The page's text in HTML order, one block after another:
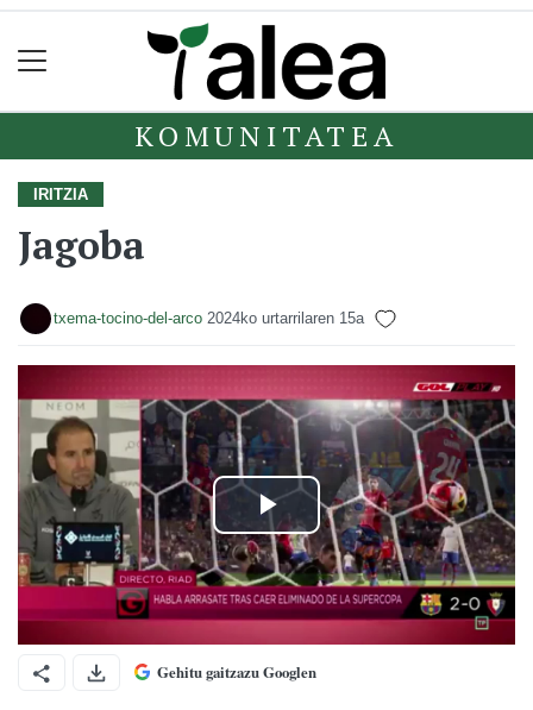
KOMUNITATEA
IRITZIA
Jagoba
txema-tocino-del-arco 2024ko urtarrilaren 15a
Gehitu gaitzazu Googlen